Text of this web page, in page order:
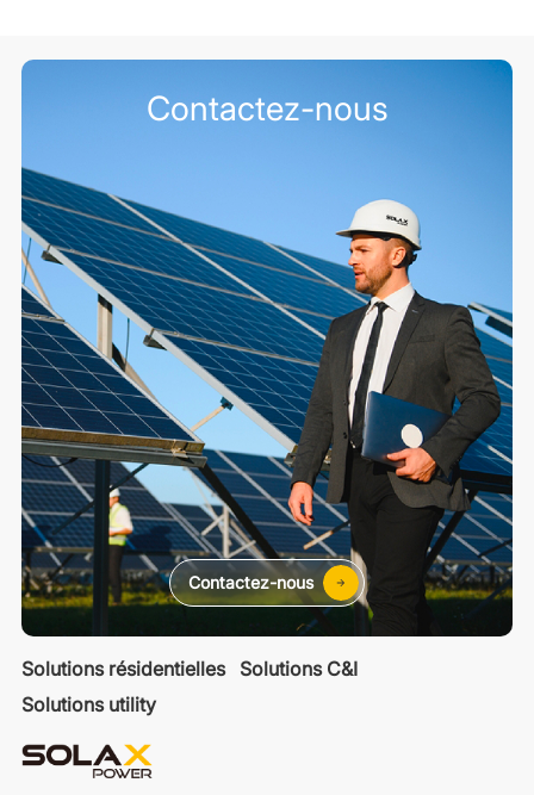
Solutions résidentielles
Solutions C&I
Solutions utility
Contactez-nous
Contactez-nous